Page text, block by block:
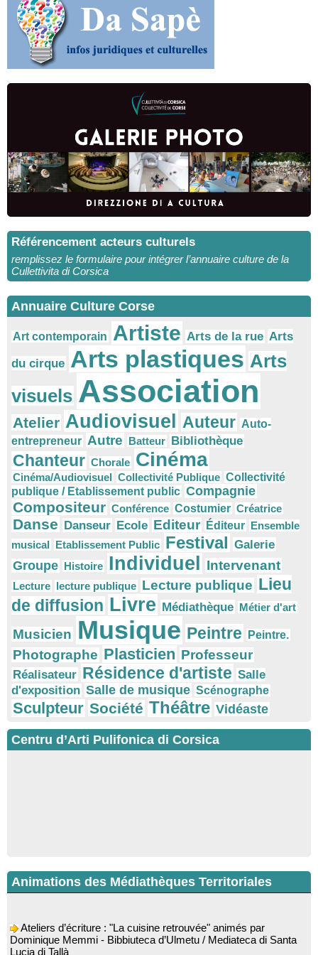
Référencement acteurs culturels
remplissez le formulaire pour intégrer l’annuaire culture de la
Cullettivita di Corsica
Annuaire Culture Corse
Art contemporain Artiste Arts de la rue Arts
du cirque Arts plastiques Arts
visuels Association
Atelier Audiovisuel Auteur Auto-
entrepreneur Autre Batteur Bibliothèque
Chanteur Chorale Cinéma
Cinéma/Audiovisuel Collectivité Publique Collectivité
publique / Etablissement public Compagnie
Compositeur Conférence Costumier Créatrice
Danse Danseur Ecole Editeur Éditeur Ensemble
musical Etablissement Public Festival Galerie
Groupe Histoire Individuel Intervenant
Lecture lecture publique Lecture publique Lieu
de diffusion Livre Médiathèque Métier d'art
Musicien Musique Peintre Peintre.
Photographe Plasticien Professeur
Réalisateur Résidence d'artiste Salle
d'exposition Salle de musique Scénographe
Sculpteur Société Théâtre Vidéaste
Centru d’Arti Pulifonica di Corsica
Animations des Médiathèques Territoriales
Dominique Memmi - Bibbiuteca d’Ulmetu / Mediateca di Santa
Lucia di Tallà